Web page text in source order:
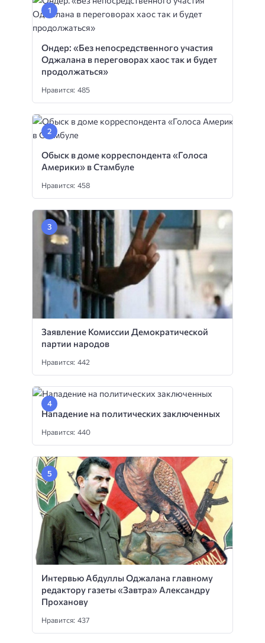
Ондер: «Без непосредственного участия
Оджалана в переговорах хаос так и будет
продолжаться»
Нравится: 485
Обыск в доме корреспондента «Голоса
Америки» в Стамбуле
Нравится: 458
Заявление Комиссии Демократической
партии народов
Нравится: 442
Нападение на политических заключенных
Нравится: 440
Интервью Абдуллы Оджалана главному
редактору газеты «Завтра» Александру
Проханову
Нравится: 437